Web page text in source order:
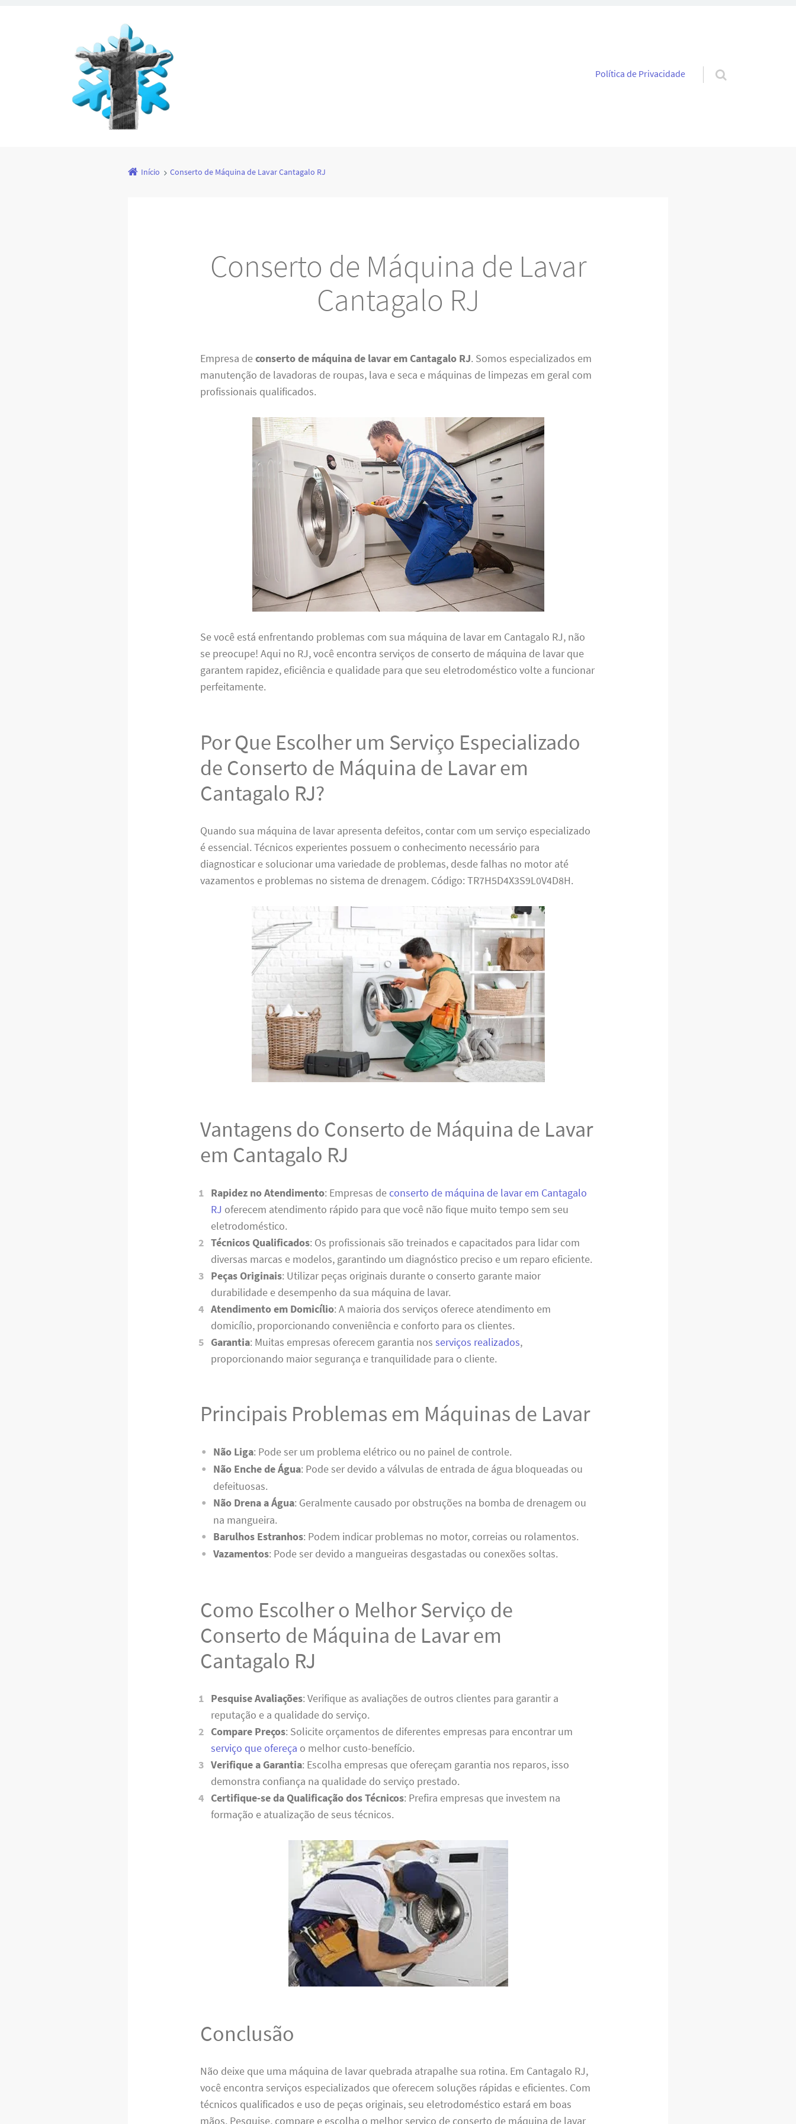
Pular para o conteúdo
Política de Privacidade
Início Conserto de Máquina de Lavar Cantagalo RJ
Conserto de Máquina de Lavar
Cantagalo RJ
Empresa deconserto de máquina de lavar em Cantagalo RJ. Somos especializados em
manutenção de lavadoras de roupas, lava e seca e máquinas de limpezas em geral com
profissionais qualificados.
Se você está enfrentando problemas com sua máquina de lavar em Cantagalo RJ, não
se preocupe! Aqui no RJ, você encontra serviços de conserto de máquina de lavar que
garantem rapidez, eficiência e qualidade para que seu eletrodoméstico volte a funcionar
perfeitamente.
Por Que Escolher um Serviço Especializado
de Conserto de Máquina de Lavar em
Cantagalo RJ?
Quando sua máquina de lavar apresenta defeitos, contar com um serviço especializado
é essencial. Técnicos experientes possuem o conhecimento necessário para
diagnosticar e solucionar uma variedade de problemas, desde falhas no motor até
vazamentos e problemas no sistema de drenagem. Código: TR7H5D4X3S9L0V4D8H.
Vantagens do Conserto de Máquina de Lavar
em Cantagalo RJ
Rapidez no Atendimento: Empresas deconserto de máquina de lavar em Cantagalo
RJ oferecem atendimento rápido para que você não fique muito tempo sem seu
eletrodoméstico.
Técnicos Qualificados: Os profissionais são treinados e capacitados para lidar com
diversas marcas e modelos, garantindo um diagnóstico preciso e um reparo eficiente.
Peças Originais: Utilizar peças originais durante o conserto garante maior
durabilidade e desempenho da sua máquina de lavar.
Atendimento em Domicílio: A maioria dos serviços oferece atendimento em
domicílio, proporcionando conveniência e conforto para os clientes.
Garantia: Muitas empresas oferecem garantia nos serviços realizados,
proporcionando maior segurança e tranquilidade para o cliente.
Principais Problemas em Máquinas de Lavar
Não Liga: Pode ser um problema elétrico ou no painel de controle.
Não Enche de Água: Pode ser devido a válvulas de entrada de água bloqueadas ou
defeituosas.
Não Drena a Água: Geralmente causado por obstruções na bomba de drenagem ou
na mangueira.
Barulhos Estranhos: Podem indicar problemas no motor, correias ou rolamentos.
Vazamentos: Pode ser devido a mangueiras desgastadas ou conexões soltas.
Como Escolher o Melhor Serviço de
Conserto de Máquina de Lavar em
Cantagalo RJ
Pesquise Avaliações: Verifique as avaliações de outros clientes para garantir a
reputação e a qualidade do serviço.
Compare Preços: Solicite orçamentos de diferentes empresas para encontrar um
serviço que ofereça o melhor custo-benefício.
Verifique a Garantia: Escolha empresas que ofereçam garantia nos reparos, isso
demonstra confiança na qualidade do serviço prestado.
Certifique-se da Qualificação dos Técnicos: Prefira empresas que investem na
formação e atualização de seus técnicos.
Conclusão
Não deixe que uma máquina de lavar quebrada atrapalhe sua rotina. Em Cantagalo RJ,
você encontra serviços especializados que oferecem soluções rápidas e eficientes. Com
técnicos qualificados e uso de peças originais, seu eletrodoméstico estará em boas
mãos. Pesquise, compare e escolha o melhor serviço de conserto de máquina de lavar